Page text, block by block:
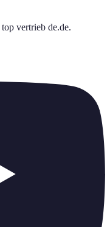
top vertrieb de.de.